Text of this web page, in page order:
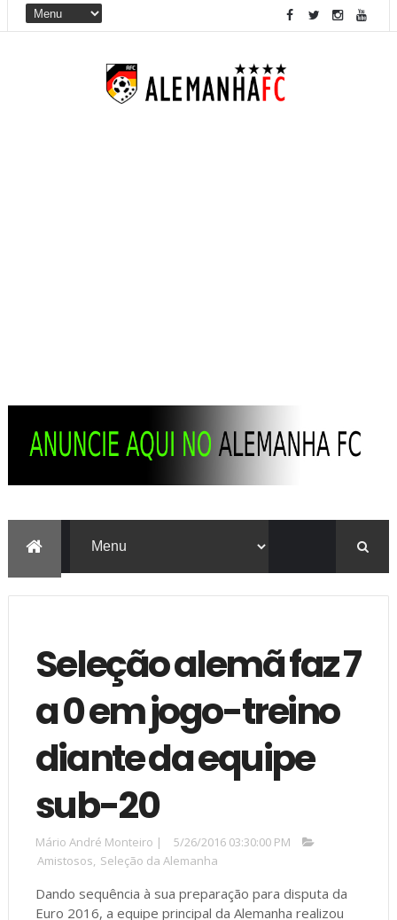
Seleção alemã faz 7
a 0 em jogo-treino
diante da equipe
sub-20
Mário André Monteiro |
5/26/2016 03:30:00 PM
Amistosos, Seleção da Alemanha
Dando sequência à sua preparação para disputa da
Euro 2016, a equipe principal da Alemanha realizou